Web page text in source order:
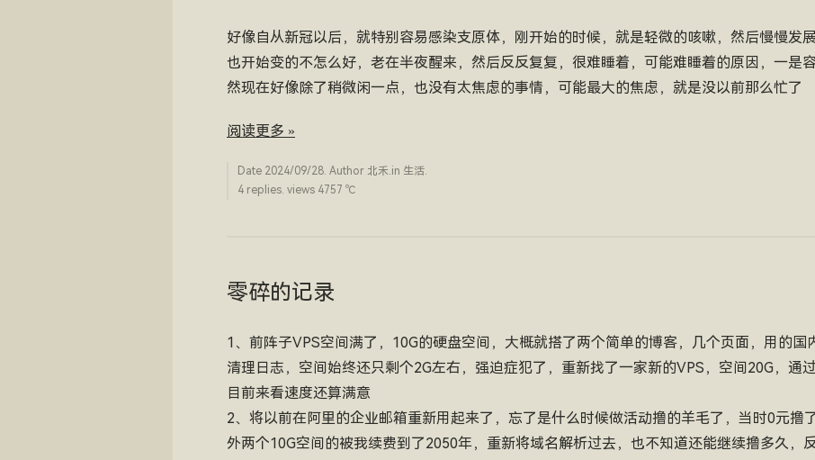
好像自从新冠以后，就特别容易感染支原体，刚开始的时候，就是轻微的咳嗽，然后慢慢发
也开始变的不怎么好，老在半夜醒来，然后反反复复，很难睡着，可能难睡着的原因，一是
然现在好像除了稍微闲一点，也没有太焦虑的事情，可能最大的焦虑，就是没以前那么忙了
阅读更多 »
Date 2024/09/28. Author 北禾.in 生活.
4 replies. views 4757 ­℃
零碎的记录
1、前阵子VPS空间满了，10G的硬盘空间，大概就搭了两个简单的博客，几个页面，用的国
清理日志，空间始终还只剩个2G左右，强迫症犯了，重新找了一家新的VPS，空间20G，通
目前来看速度还算满意
2、将以前在阿里的企业邮箱重新用起来了，忘了是什么时候做活动撸的羊毛了，当时0元撸
外两个10G空间的被我续费到了2050年，重新将域名解析过去，也不知道还能继续撸多久，